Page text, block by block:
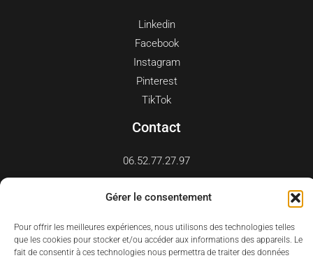
Gérer le consentement
Pour offrir les meilleures expériences, nous utilisons des technologies telles
que les cookies pour stocker et/ou accéder aux informations des appareils. Le
fait de consentir à ces technologies nous permettra de traiter des données
Linkedin
Facebook
Instagram
Pinterest
TikTok
Contact
06.52.77.27.97
btonsandra@gmail.com